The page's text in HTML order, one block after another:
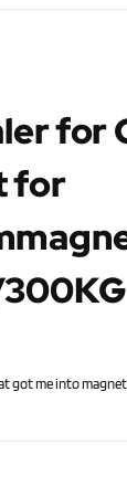
for
for
got me into